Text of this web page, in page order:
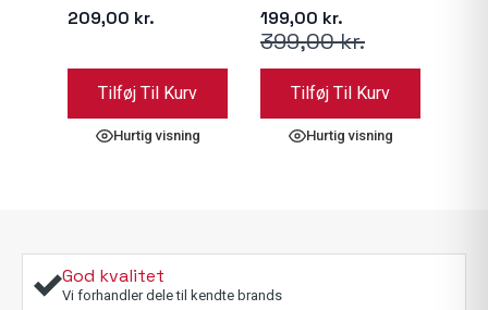
209,00 kr.
Tilføj Til Kurv
Hurtig visning
399,00kr.
Den
oprindelige
399,00 kr..
199,00 kr.
Den
aktuelle
199,00 kr..
Tilføj Til Kurv
Hurtig visning
God kvalitet
Vi forhandler dele til kendte brands